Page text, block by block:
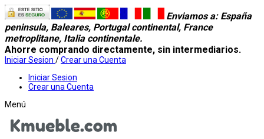
Enviamos a: España
peninsula, Baleares, Portugal continental, France
metroplitane, Italia continentale.
Ahorre comprando directamente, sin intermediarios.
Iniciar Sesion /Crear una Cuenta
Iniciar Sesion
Crear una Cuenta
Menú